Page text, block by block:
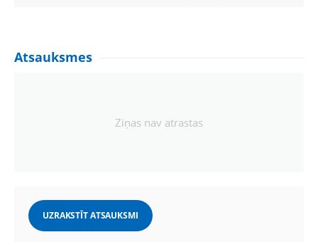
Atsauksmes
Ziņas nav atrastas
UZRAKSTĪT ATSAUKSMI